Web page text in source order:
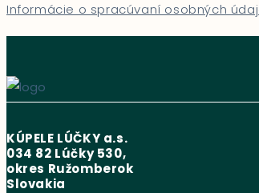
Informácie o spracúvaní osobných
KÚPELE LÚČKY a.s.
034 82 Lúčky 530,
okres Ružomberok
Slovakia